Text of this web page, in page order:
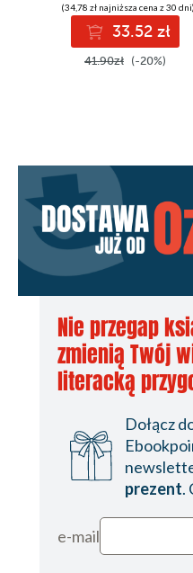
(34,78 zł najniższa cena z 30 dni)
33.52 zł
41.90zł (-20%)
Nie przegap
zmienią Twój
literacką
Dołącz
prezent.
e-mail